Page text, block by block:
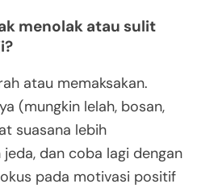
menolak atau sulit
atau memaksakan.
(mungkin lelah, bosan,
suasana lebih
dan coba lagi dengan
pada motivasi positif